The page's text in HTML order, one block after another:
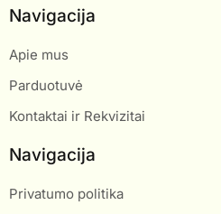
Navigacija
Apie mus
Parduotuvė
Kontaktai ir Rekvizitai
Navigacija
Privatumo politika